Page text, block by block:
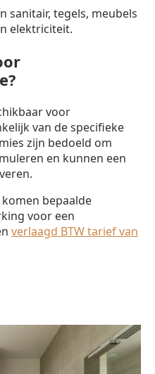
sanitair, tegels, meubels
elektriciteit.
voor
van de specifieke
zijn bedoeld om
en kunnen een
bepaalde
voor een
verlaagd BTW tarief van